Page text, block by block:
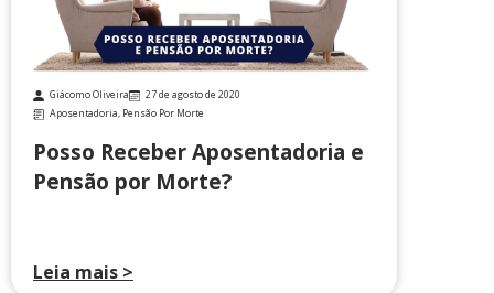
Giácomo Oliveira
27 de agosto de 2020
Aposentadoria, Pensão Por Morte
Posso Receber Aposentadoria e
Pensão por Morte?
Leia mais >